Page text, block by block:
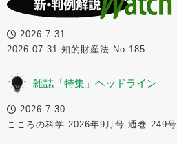
2026.7.31
2026.07.31 知的財産法 No.185
雑誌「特集」ヘッドライン
2026.7.30
こころの科学 2026年9月号 通巻 249号